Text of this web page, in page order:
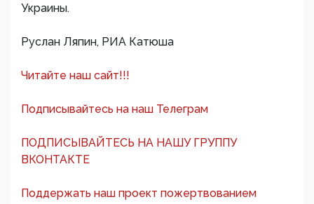
Украины.
Руслан Ляпин, РИА Катюша
Читайте наш сайт!!!
Подписывайтесь на наш Телеграм
ПОДПИСЫВАЙТЕСЬ НА НАШУ ГРУППУ
ВКОНТАКТЕ
Поддержать наш проект пожертвованием